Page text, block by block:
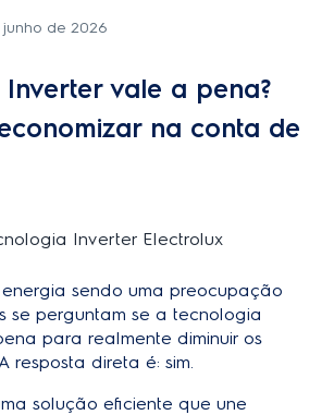
junho de 2026
Inverter vale a pena?
na conta de
sendo uma preocupação
se perguntam se a tecnologia
para realmente diminuir os
resposta direta é: sim.
solução eficiente que une